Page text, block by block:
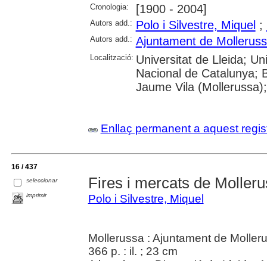
Cronologia: [1900 - 2004]
Autors add.: Polo i Silvestre, Miquel;
Autors add.: Ajuntament de
Localització: Universitat de Lleida;
Nacional de Catalunya;
Jaume Vila
Enllaç permanent a aquest
16 / 437
seleccionar
imprimir
Fires i mercats de
Polo i Silvestre, Miquel
Mollerussa : Ajuntament de
366 p. : il. ; 23 cm